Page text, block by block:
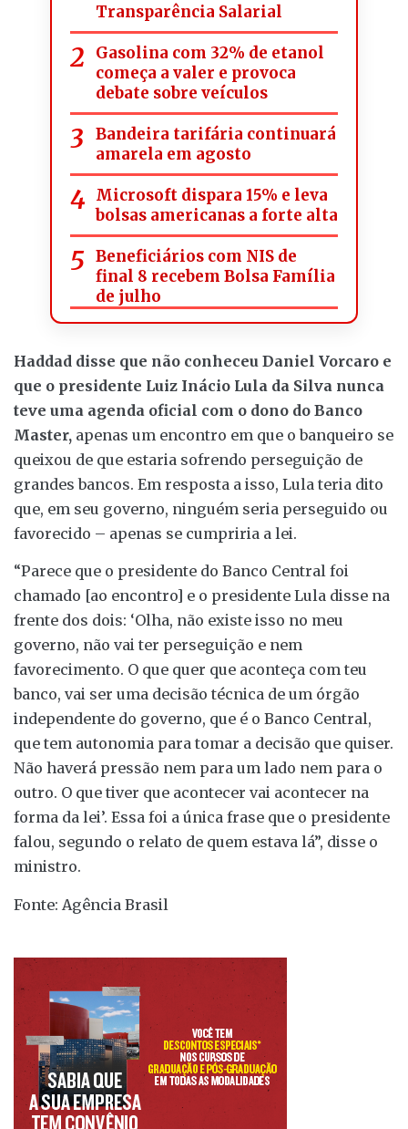
Transparência Salarial
Gasolina com 32% de etanol
começa a valer e provoca
debate sobre veículos
Bandeira tarifária continuará
amarela em agosto
Microsoft dispara 15% e leva
bolsas americanas a forte alta
Beneficiários com NIS de
final 8 recebem Bolsa Família
de julho
Haddad disse que não conheceu Daniel Vorcaro e
que o presidente Luiz Inácio Lula da Silva nunca
teve uma agenda oficial com o dono do Banco
Master, apenas um encontro em que o banqueiro se
queixou de que estaria sofrendo perseguição de
grandes bancos. Em resposta a isso, Lula teria dito
que, em seu governo, ninguém seria perseguido ou
favorecido – apenas se cumpriria a lei.
“Parece que o presidente do Banco Central foi
chamado [ao encontro] e o presidente Lula disse na
frente dos dois: ‘Olha, não existe isso no meu
governo, não vai ter perseguição e nem
favorecimento. O que quer que aconteça com teu
banco, vai ser uma decisão técnica de um órgão
independente do governo, que é o Banco Central,
que tem autonomia para tomar a decisão que quiser.
Não haverá pressão nem para um lado nem para o
outro. O que tiver que acontecer vai acontecer na
forma da lei’. Essa foi a única frase que o presidente
falou, segundo o relato de quem estava lá”, disse o
ministro.
Fonte: Agência Brasil